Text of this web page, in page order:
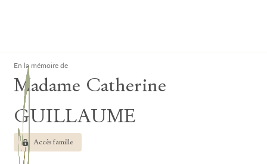
En la mémoire de
Madame Catherine
GUILLAUME
Accès famille